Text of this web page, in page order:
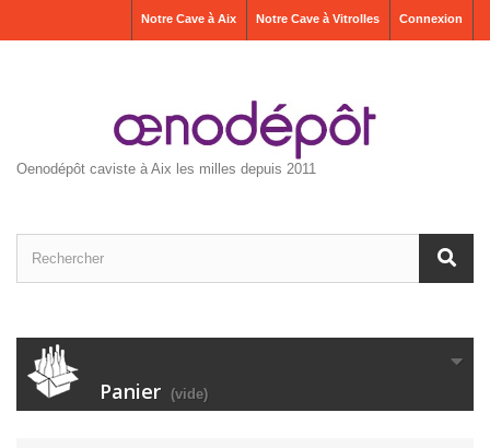
Connexion
Notre Cave à Vitrolles
Notre Cave à Aix
Oenodépôt caviste à Aix les milles depuis 2011
Panier (vide)